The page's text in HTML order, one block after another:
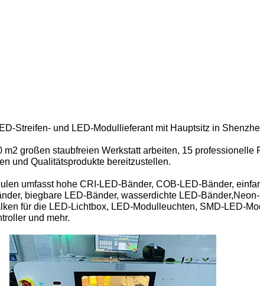
Streifen- und LED-Modullieferant mit Hauptsitz in
großen staubfreien Werkstatt arbeiten, 15 professionelle
und Qualitätsprodukte bereitzustellen.
umfasst hohe CRI-LED-Bänder, COB-LED-Bänder,
biegbare LED-Bänder, wasserdichte LED-
für die LED-Lichtbox, LED-Modulleuchten, SMD-LED-
und mehr.